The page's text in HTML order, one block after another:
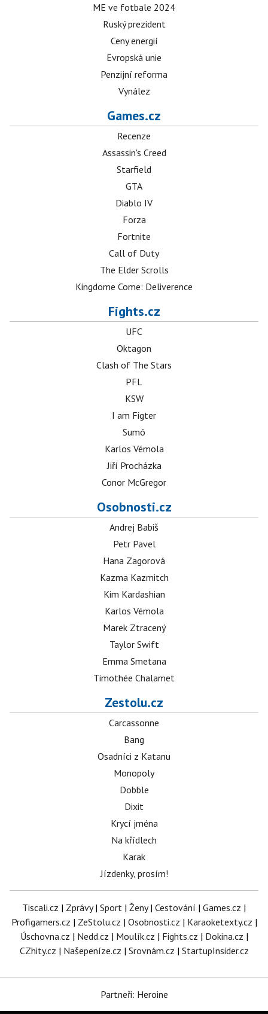
ME ve fotbale 2024
Ruský prezident
Ceny energií
Evropská unie
Penzijní reforma
Vynález
Games.cz
Recenze
Assassin's Creed
Starfield
GTA
Diablo IV
Forza
Fortnite
Call of Duty
The Elder Scrolls
Kingdome Come: Deliverence
Fights.cz
UFC
Oktagon
Clash of The Stars
PFL
KSW
I am Figter
Sumó
Karlos Vémola
Jiří Procházka
Conor McGregor
Osobnosti.cz
Andrej Babiš
Petr Pavel
Hana Zagorová
Kazma Kazmitch
Kim Kardashian
Karlos Vémola
Marek Ztracený
Taylor Swift
Emma Smetana
Timothée Chalamet
Zestolu.cz
Carcassonne
Bang
Osadníci z Katanu
Monopoly
Dobble
Dixit
Krycí jména
Na křídlech
Karak
Jízdenky, prosím!
Tiscali.cz | Zprávy| Sport | Ženy| Cestování | Games.cz |
Profigamers.cz | ZeStolu.cz | Osobnosti.cz | Karaoketexty.cz |
Úschovna.cz | Nedd.cz | Moulík.cz | Fights.cz | Dokina.cz |
CZhity.cz | Našepeníze.cz | Srovnám.cz | StartupInsider.cz
Partneři: Heroine